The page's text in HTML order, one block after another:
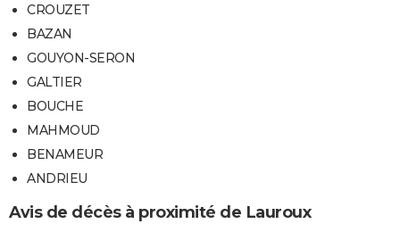
CROUZET
BAZAN
GOUYON-SERON
GALTIER
BOUCHE
MAHMOUD
BENAMEUR
ANDRIEU
Avis de décès à proximité de Lauroux